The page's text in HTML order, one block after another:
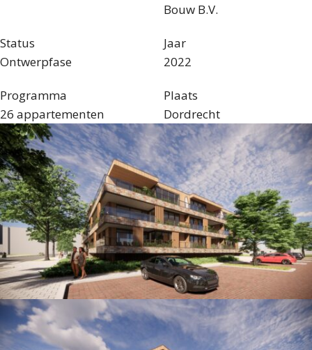
Bouw B.V.
Status
Ontwerpfase
Jaar
2022
Programma
26 appartementen
Plaats
Dordrecht